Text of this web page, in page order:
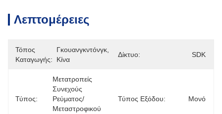
Λεπτομέρειες
Τόπος
Καταγωγής:
Γκουανγκντόνγκ,
Κίνα
Δίκτυο: SDK
Τύπος:
Μετατροπείς
Συνεχούς
Ρεύματος/
Μεταστροφικού
Τύπος Εξόδου: Μονό